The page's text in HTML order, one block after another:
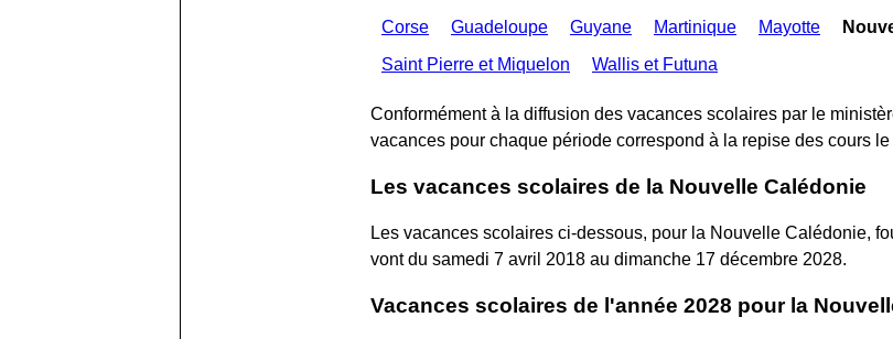
Corse Guadeloupe Guyane Martinique Mayotte
Saint Pierre et Miquelon
Wallis et Futuna
Conformément à la diffusion des vacances scolaires par le
vacances pour chaque période correspond à la repise des cours le
Les vacances scolaires de la Nouvelle Calédonie
Les vacances scolaires ci-dessous, pour la Nouvelle Calédonie,
vont du samedi 7 avril 2018 au dimanche 17 décembre 2028.
Vacances scolaires de l'année 2028 pour la